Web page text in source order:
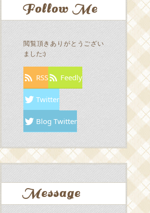
Follow Me
閲覧頂きありがとうござい
ました:)
RSS Feedly
Twitter
Blog Twitter
Message